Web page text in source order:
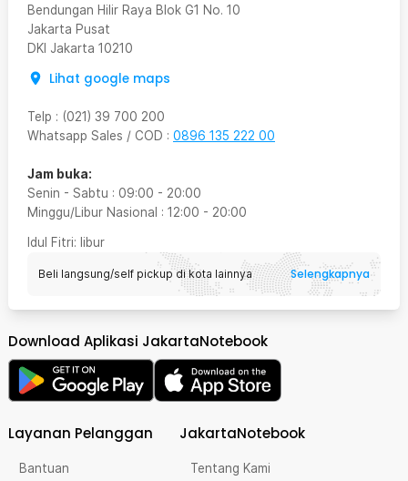
Bendungan Hilir Raya Blok G1 No. 10
Jakarta Pusat
DKI Jakarta 10210
Lihat google maps
Telp : (021) 39 700 200
Whatsapp Sales / COD : 0896 135 222 00
Jam buka:
Senin - Sabtu : 09:00 - 20:00
Minggu/Libur Nasional : 12:00 - 20:00
Idul Fitri: libur
Beli langsung/self pickup di kota lainnya Selengkapnya
Download Aplikasi JakartaNotebook
Layanan Pelanggan
Bantuan
JakartaNotebook
Tentang Kami